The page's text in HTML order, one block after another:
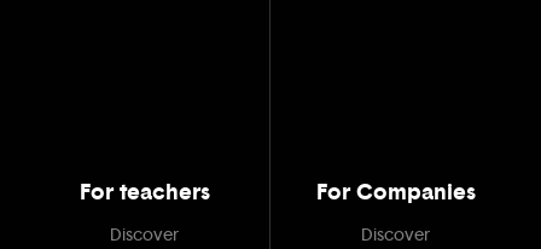
For teachers
Discover
For Companies
Discover